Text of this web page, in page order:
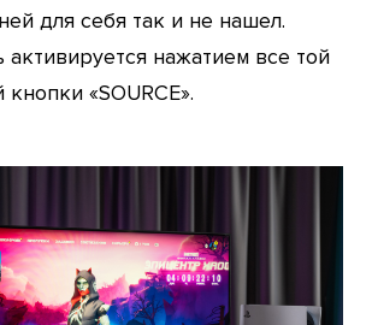
для себя так и не нашел.
активируется нажатием все той
«SOURCE».